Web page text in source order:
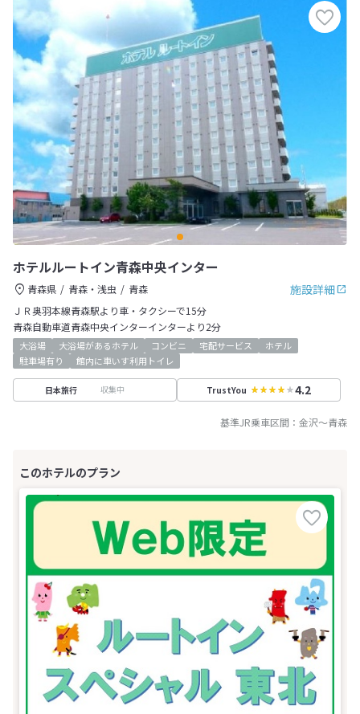
ホテルルートイン青森中央インター
施設詳細
青森県 青森・浅虫
青森
ＪＲ奥羽本線青森駅より車・タクシーで15分
青森自動車道青森中央インターインターより2分
大浴場 大浴場があるホテル コンビニ 宅配サービス
ホテル
駐車場有り
館内に車いす利用トイレ
日本旅行 収集中 TrustYou 4.2
基準JR乗車区間： 金沢～青森